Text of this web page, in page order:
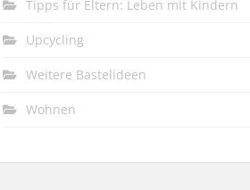
Tipps für Eltern: Leben mit Kindern
Upcycling
Weitere Bastelideen
Wohnen